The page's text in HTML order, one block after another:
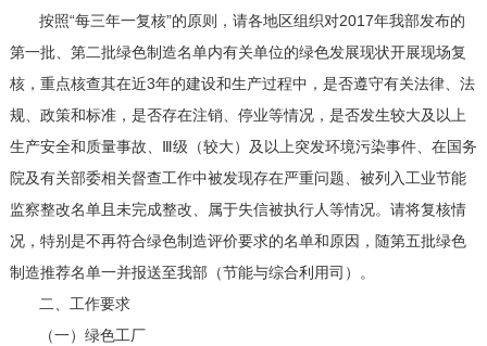
按照“每三年一复核”的原则，请各地区组织对2017年我部发布的
第一批、第二批绿色制造名单内有关单位的绿色发展现状开展现场复
核，重点核查其在近3年的建设和生产过程中，是否遵守有关法律、法
规、政策和标准，是否存在注销、停业等情况，是否发生较大及以上
生产安全和质量事故、Ⅲ级（较大）及以上突发环境污染事件、在国务
院及有关部委相关督查工作中被发现存在严重问题、被列入工业节能
监察整改名单且未完成整改、属于失信被执行人等情况。请将复核情
况，特别是不再符合绿色制造评价要求的名单和原因，随第五批绿色
制造推荐名单一并报送至我部（节能与综合利用司）。
二、工作要求
（一）绿色工厂